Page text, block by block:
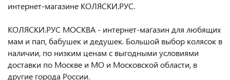
интернет-магазине КОЛЯСКИ.РУС.
КОЛЯСКИ.РУС МОСКВА - интернет-магазин для любящих
мам и пап, бабушек и дедушек. Большой выбор колясок в
наличии, по низким ценам с выгодными условиями
доставки по Москве и МО и Московской области, в
другие города России.